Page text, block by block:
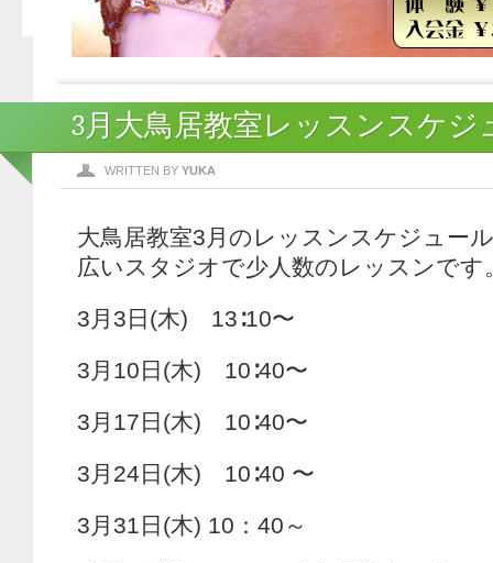
3月大鳥居教室レッスンスケジ
WRITTEN BY YUKA
大鳥居教室3月のレッスンスケジュー
広いスタジオで少人数のレッスンです
3月3日(木) 13∶10〜
3月10日(木) 10∶40〜
3月17日(木) 10∶40〜
3月24日(木) 10∶40 〜
3月31日(木) 10：40～